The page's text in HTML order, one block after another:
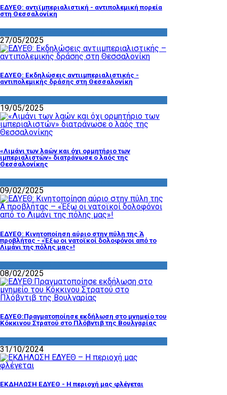
ΕΔΥΕΘ: αντιϊμπεριαλιστική - αντιπολεμική πορεία
στη Θεσσαλονίκη
27/05/2025
ΕΔΥΕΘ: Εκδηλώσεις αντιιμπεριαλιστικής -
αντιπολεμικής δράσης στη Θεσσαλονίκη
19/05/2025
«Λιμάνι των λαών και όχι ορμητήριο των
ιμπεριαλιστών» διατράνωσε ο λαός της
Θεσσαλονίκης
09/02/2025
ΕΔΥΕΘ: Κινητοποίηση αύριο στην πύλη της Ά
προβλήτας - «Έξω οι νατοϊκοί δολοφόνοι από το
Λιμάνι της πόλης μας»!
08/02/2025
ΕΔΥΕΘ:Πραγματοποίησε εκδήλωση στο μνημείο του
Κόκκινου Στρατού στο Πλόβντιβ της Βουλγαρίας
31/10/2024
ΕΚΔΗΛΩΣΗ ΕΔΥΕΘ - Η περιοχή μας φλέγεται